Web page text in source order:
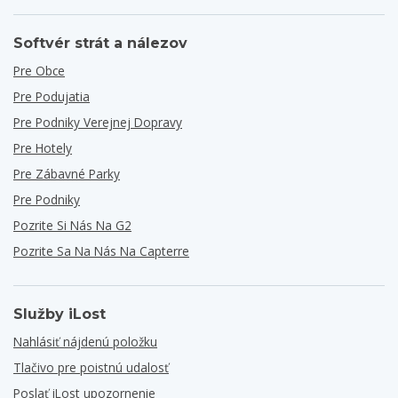
Softvér strát a nálezov
Pre Obce
Pre Podujatia
Pre Podniky Verejnej Dopravy
Pre Hotely
Pre Zábavné Parky
Pre Podniky
Pozrite Si Nás Na G2
Pozrite Sa Na Nás Na Capterre
Služby iLost
Nahlásiť nájdenú položku
Tlačivo pre poistnú udalosť
Poslať iLost upozornenie